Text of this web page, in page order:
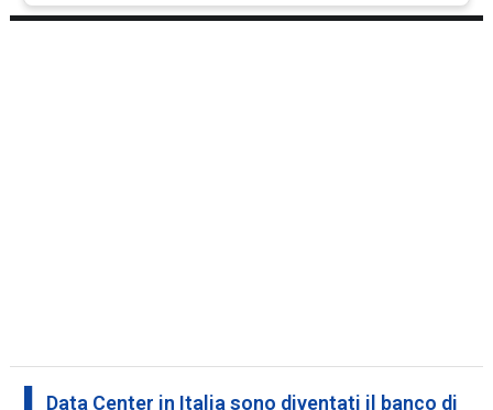
Data Center in Italia sono diventati il banco di